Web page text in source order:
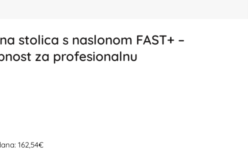
stolica s naslonom FAST+ –
za profesionalnu
162,54€